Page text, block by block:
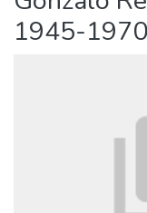
1945-1970